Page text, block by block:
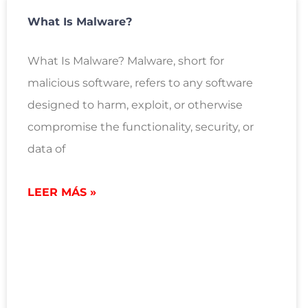
What Is Malware?
What Is Malware? Malware, short for
malicious software, refers to any software
designed to harm, exploit, or otherwise
compromise the functionality, security, or
data of
LEER MÁS »